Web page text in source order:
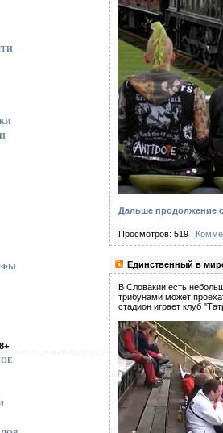
Дальше продолжение
Просмотров: 519 |
Единственный в
В Словакии есть
трибунами может
стадион играет клуб